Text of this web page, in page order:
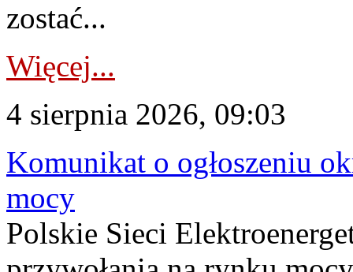
zostać...
Więcej...
4 sierpnia 2026, 09:03
Komunikat o ogłoszeniu
mocy
Polskie Sieci